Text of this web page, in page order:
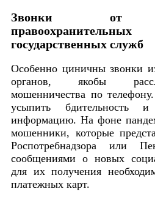
Звонки от
государственных служб
Особенно циничны звонки
органов, якобы
мошенничества по
усыпить бдительность
информацию. На фоне
мошенники, которые
Роспотребнадзора или
сообщениями о новых
для их получения
платежных карт.